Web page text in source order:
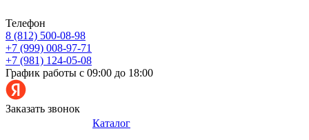
Телефон
8 (812) 500-08-98
+7 (999) 008-97-71
+7 (981) 124-05-08
График работы с 09:00 до 18:00
Заказать звонок
Каталог